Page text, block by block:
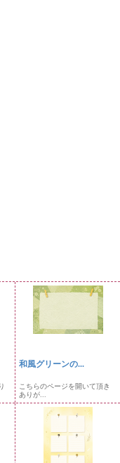
和風グリーンの...
こちらのページを開いて頂き
ありが...